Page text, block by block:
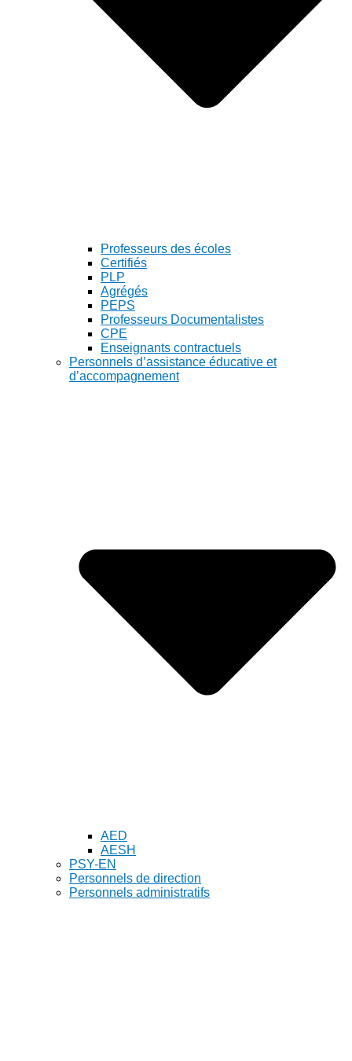
Professeurs des écoles
Certifiés
PLP
Agrégés
PEPS
Professeurs Documentalistes
CPE
Enseignants contractuels
Personnels d’assistance éducative et
d’accompagnement
AED
AESH
PSY-EN
Personnels de direction
Personnels administratifs